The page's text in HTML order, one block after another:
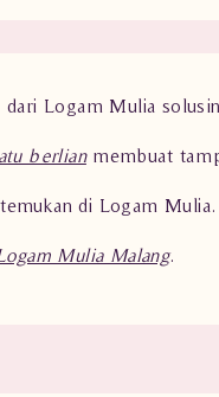
Logam Mulia
berlianmembuat
di Logam Mulia.
Mulia Malang.